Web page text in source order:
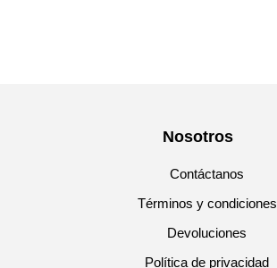
Nosotros
Contáctanos
Términos y condiciones
Devoluciones
Política de privacidad